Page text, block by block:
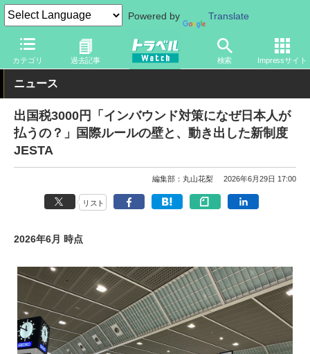
Powered by Translate
カテゴリ 過去記事 検索 Impressサイト
トラベル Watch 企業・政府・官庁 政府・官庁 観光庁
ニュース
出国税3000円「インバウンド対策になぜ日本人が
払うの？」国際ルールの壁と、動き出した新制度
JESTA
編集部：丸山花梨 2026年6月29日 17:00
リスト
2026年6月 時点